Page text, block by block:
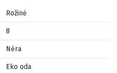
Rožinė
8
Nėra
Eko oda